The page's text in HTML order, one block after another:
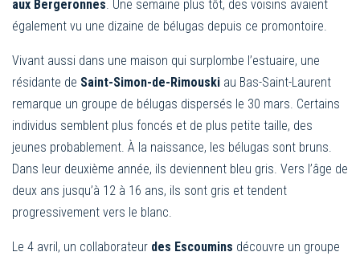
aux Bergeronnes. Une semaine plus tôt, des voisins avaient
également vu une dizaine de bélugas depuis ce promontoire.
Vivant aussi dans une maison qui surplombe l’estuaire, une
résidante de Saint-Simon-de-Rimouski au Bas-Saint-Laurent
remarque un groupe de bélugas dispersés le 30 mars. Certains
individus semblent plus foncés et de plus petite taille, des
jeunes probablement. À la naissance, les bélugas sont bruns.
Dans leur deuxième année, ils deviennent bleu gris. Vers l’âge de
deux ans jusqu’à 12 à 16 ans, ils sont gris et tendent
progressivement vers le blanc.
Le 4 avril, un collaborateur des Escoumins découvre un groupe